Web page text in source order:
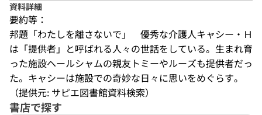
資料詳細
要約等：
邦題「わたしを離さないで」　優秀な介護人キャシー・Ｈ
は「提供者」と呼ばれる人々の世話をしている。生まれ育
った施設ヘールシャムの親友トミーやルーズも提供者だっ
た。キャシーは施設での奇妙な日々に思いをめぐらす。
（提供元: サピエ図書館資料検索）
書店で探す